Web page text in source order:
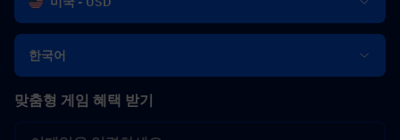
한국어
맞춤형 게임 혜택 받기